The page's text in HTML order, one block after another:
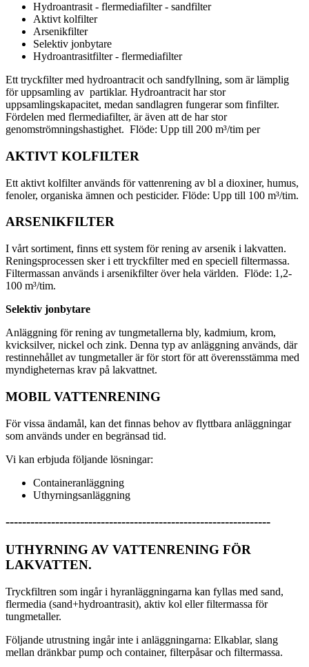
Hydroantrasit - flermediafilter - sandfilter
Aktivt kolfilter
Arsenikfilter
Selektiv jonbytare
Hydroantrasitfilter - flermediafilter
Ett tryckfilter med hydroantracit och sandfyllning, som är lämplig
för uppsamling av partiklar. Hydroantracit har stor
uppsamlingskapacitet, medan sandlagren fungerar som finfilter.
Fördelen med flermediafilter, är även att de har stor
genomströmningshastighet. Flöde: Upp till 200 m³/tim per
AKTIVT KOLFILTER
Ett aktivt kolfilter används för vattenrening av bl a dioxiner, humus,
fenoler, organiska ämnen och pesticider. Flöde: Upp till 100 m³/tim.
ARSENIKFILTER
I vårt sortiment, finns ett system för rening av arsenik i lakvatten.
Reningsprocessen sker i ett tryckfilter med en speciell filtermassa.
Filtermassan används i arsenikfilter över hela världen. Flöde: 1,2-
100 m³/tim.
Selektiv jonbytare
Anläggning för rening av tungmetallerna bly, kadmium, krom,
kvicksilver, nickel och zink. Denna typ av anläggning används, där
restinnehållet av tungmetaller är för stort för att överensstämma med
myndigheternas krav på lakvattnet.
MOBIL VATTENRENING
För vissa ändamål, kan det finnas behov av flyttbara anläggningar
som används under en begränsad tid.
Vi kan erbjuda följande lösningar:
Containeranläggning
Uthyrningsanläggning
----------------------------------------------------------------
UTHYRNING AV VATTENRENING FÖR
LAKVATTEN.
Tryckfiltren som ingår i hyranläggningarna kan fyllas med sand,
flermedia (sand+hydroantrasit), aktiv kol eller filtermassa för
tungmetaller.
Följande utrustning ingår inte i anläggningarna: Elkablar, slang
mellan dränkbar pump och container, filterpåsar och filtermassa.